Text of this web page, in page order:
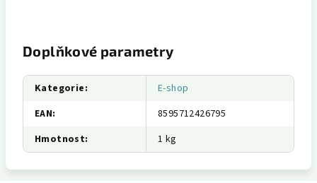
Doplňkové parametry
Kategorie:
E-shop
EAN:
8595712426795
Hmotnost: 1 kg